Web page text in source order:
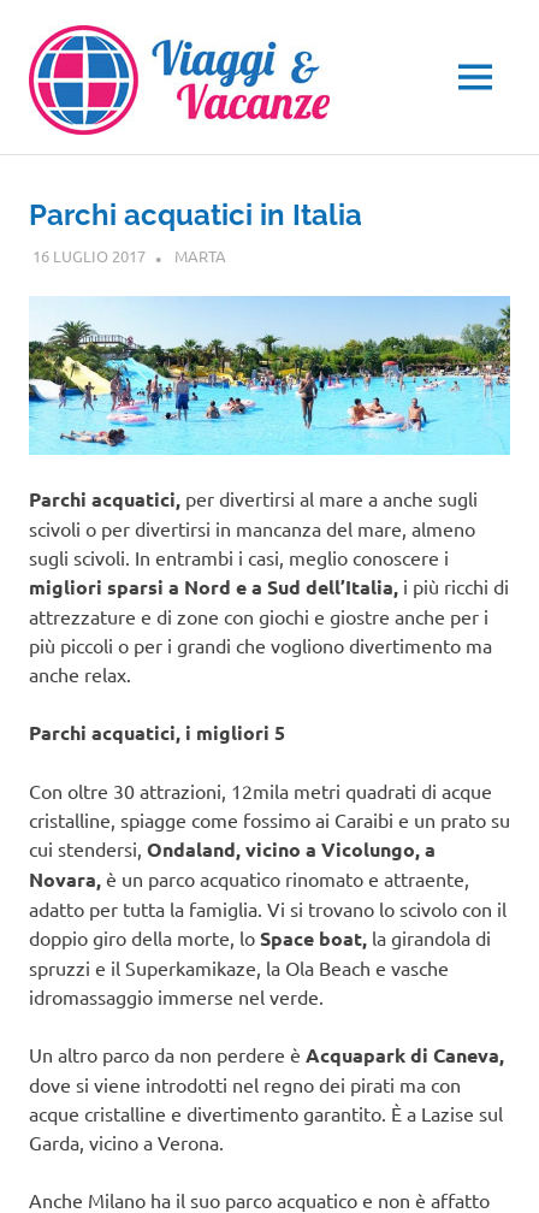
contenuto
MENU
Parchi acquatici in Italia
16 LUGLIO 2017 MARTA
Parchi acquatici, per divertirsi al mare a anche sugli
scivoli o per divertirsi in mancanza del mare, almeno
sugli scivoli. In entrambi i casi, meglio conoscere i
migliori sparsi a Nord e a Sud dell’Italia, i più ricchi di
attrezzature e di zone con giochi e giostre anche per i
più piccoli o per i grandi che vogliono divertimento ma
anche relax.
Parchi acquatici, i migliori 5
Con oltre 30 attrazioni, 12mila metri quadrati di acque
cristalline, spiagge come fossimo ai Caraibi e un prato su
cui stendersi, Ondaland, vicino a Vicolungo, a
Novara, è un parco acquatico rinomato e attraente,
adatto per tutta la famiglia. Vi si trovano lo scivolo con il
doppio giro della morte, lo Space boat, la girandola di
spruzzi e il Superkamikaze, la Ola Beach e vasche
idromassaggio immerse nel verde.
Un altro parco da non perdere è Acquapark di Caneva,
dove si viene introdotti nel regno dei pirati ma con
acque cristalline e divertimento garantito. È a Lazise sul
Garda, vicino a Verona.
Anche Milano ha il suo parco acquatico e non è affatto